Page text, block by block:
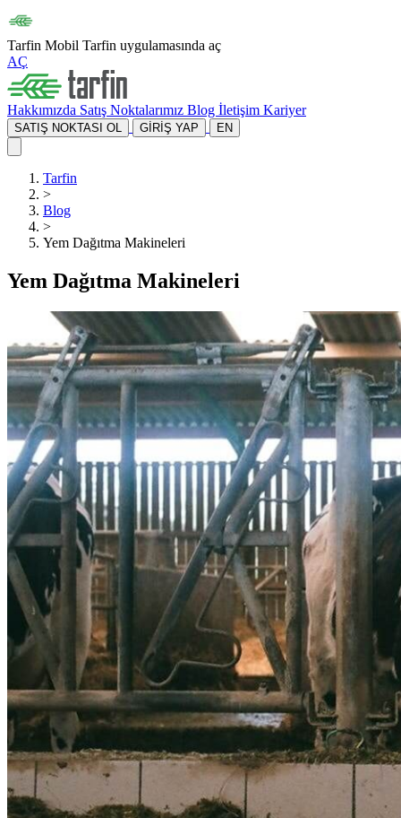
Tarfin Mobil Tarfin uygulamasında aç
AÇ
Hakkımızda Satış Noktalarımız Blog İletişim Kariyer
SATIŞ NOKTASI OL GİRİŞ YAP EN
Tarfin
>
Blog
>
Yem Dağıtma Makineleri
Yem Dağıtma Makineleri